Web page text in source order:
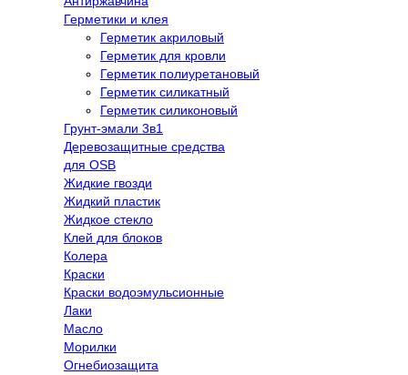
Герметики и клея
Герметик акриловый
Герметик для кровли
Герметик полиуретановый
Герметик силикатный
Герметик силиконовый
Грунт-эмали 3в1
Деревозащитные средства
для OSB
Жидкие гвозди
Жидкий пластик
Жидкое стекло
Клей для блоков
Колера
Краски
Краски водоэмульсионные
Лаки
Масло
Морилки
Огнебиозащита